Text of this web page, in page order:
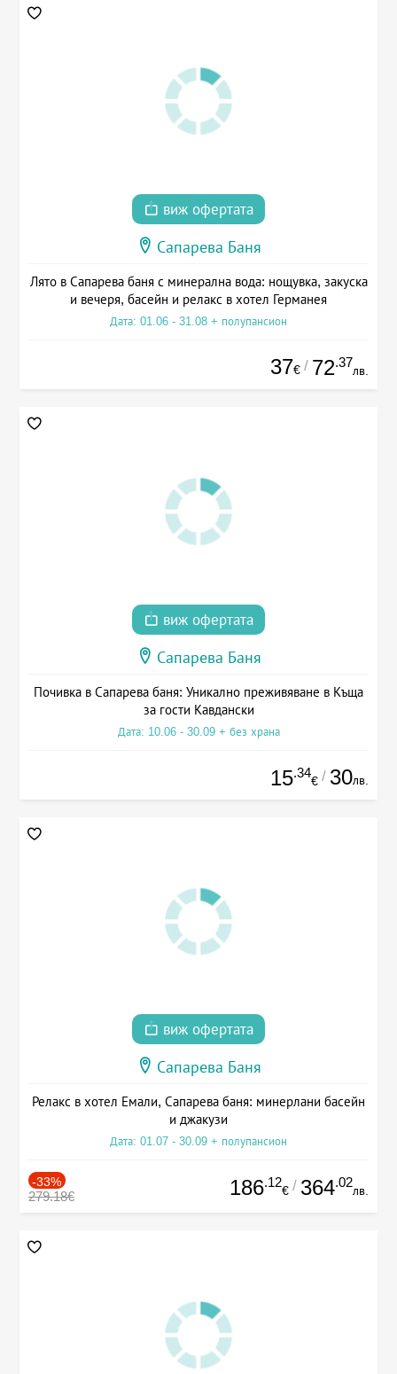
виж офертата
Сапарева Баня
Лято в Сапарева баня с минерална вода: нощувка, закуска
и вечеря, басейн и релакс в хотел Германея
Дата: 01.06 - 31.08 + полупансион
37€ / 72.37
лв.
виж офертата
Сапарева Баня
Почивка в Сапарева баня: Уникално преживяване в Къща
за гости Кавдански
Дата: 10.06 - 30.09 + без храна
15.34
€ / 30лв.
виж офертата
Сапарева Баня
Релакс в хотел Емали, Сапарева баня: минерлани басейн
и джакузи
Дата: 01.07 - 30.09 + полупансион
-33%
279.18€ 186.12
€ / 364.02
лв.